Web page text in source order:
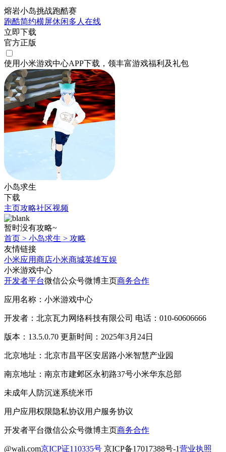
熔岩小岛挑战跑酷赛
跑酷简约横屏休闲多人在线
立即下载
官方正版
使用小米游戏中心APP下载 ，领丰富游戏福利 及礼包
小岛求生
下载
主页攻略社区视频
暂时没有攻略~
首页 > 小岛求生 > 攻略
友情链接
小米应用商店小米商城英雄互娱
小米游戏中心
开发者平台微信公众号微博主页商务合作
应用名称：小米游戏中心
开发者：北京瓦力网络科技有限公司 电话：010-60606666
版本：13.5.0.70 更新时间：2025年3月24日
北京地址：北京市昌平区安居路小米智慧产业园
南京地址：南京市建邺区永初路37号小米华东总部
未成年人防沉迷系统米币
用户应用权限隐私协议用户服务协议
开发者平台微信公众号微博主页商务合作
@wali.com京ICP证110335号 京ICP备17017388号-1营业执照